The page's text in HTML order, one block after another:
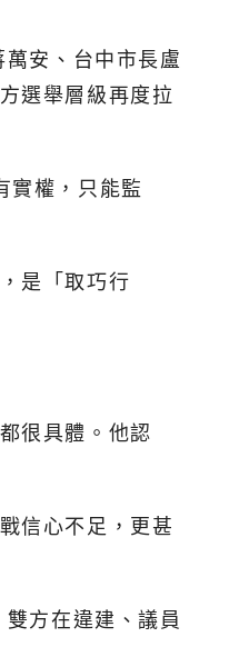
安、台中市長盧
選舉層級再度拉
實權，只能監
是「取巧行
很具體。他認
信心不足，更甚
方在違建、議員